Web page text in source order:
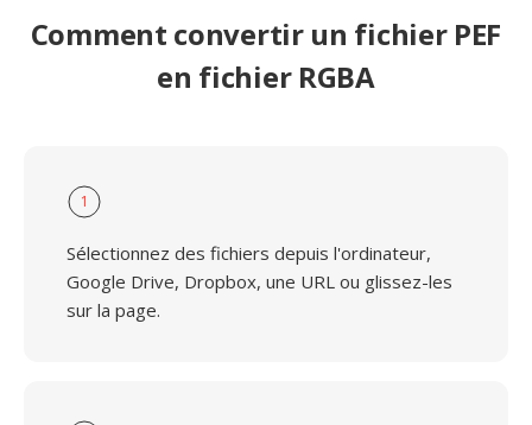
Comment convertir un fichier PEF
en fichier RGBA
1
Sélectionnez des fichiers depuis l'ordinateur,
Google Drive, Dropbox, une URL ou glissez-les
sur la page.